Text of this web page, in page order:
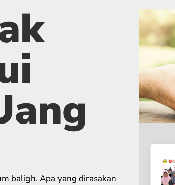
baligh. Apa yang dirasakan